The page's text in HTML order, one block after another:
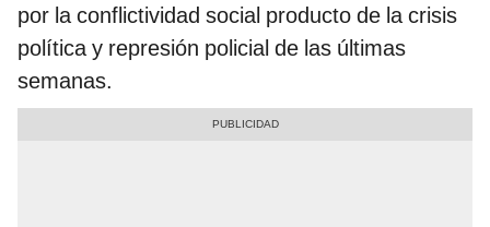
por la conflictividad social producto de la crisis
política y represión policial de las últimas
semanas.